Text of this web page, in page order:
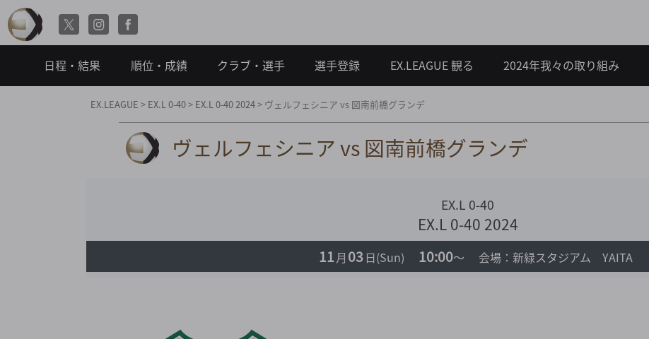
日程・結果 順位・成績 クラブ・選手 選手登録 EX.LEAGUE 観る 2024年我々の取り組み
EX.LEAGUE > EX.L 0-40> EX.L 0-40 2024> ヴェルフェシニア vs 図南前橋グランデ
ヴェルフェシニア vs 図南前橋グランデ
EX.L 0-40
EX.L 0-40 2024
11月 03 日(Sun) 10:00～ 会場：新緑スタジアム YAITA